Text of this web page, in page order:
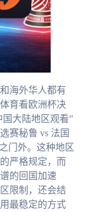
海外华人都有
育看欧洲杯决
大陆地区观看”
赛秘鲁 vs 法国
门外。这种地区
严格规定，而
的回国加速
限制，还会结
最稳定的方式